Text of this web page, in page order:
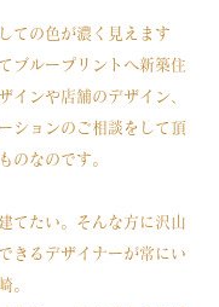
ての色が濃く見えます
ブループリントへ新築住
インや店舗のデザイン、
ションのご相談をして頂
のなのです。
てたい。そんな方に沢山
きるデザイナーが常にい
。